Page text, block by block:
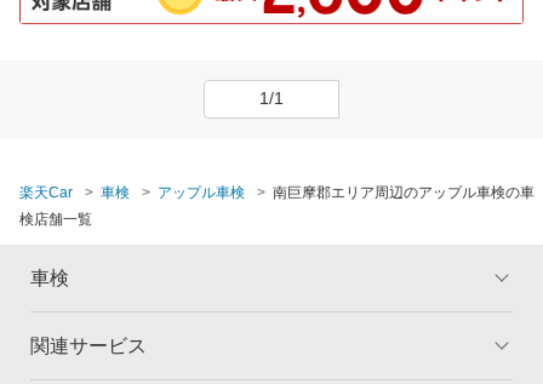
1/1
楽天Car 車検 アップル車検
南巨摩郡エリア周辺のアップル車検の車
検店舗一覧
車検
トップ
関連サービス